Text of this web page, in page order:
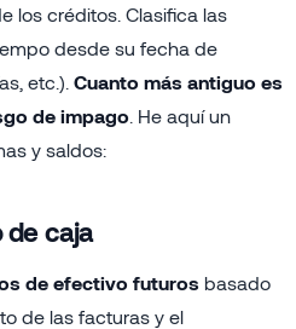
los créditos. Clasifica las
desde su fecha de
etc.). Cuanto más antiguo es
de impago . He aquí un
y saldos:
de caja
de efectivo futuros basado
de las facturas y el